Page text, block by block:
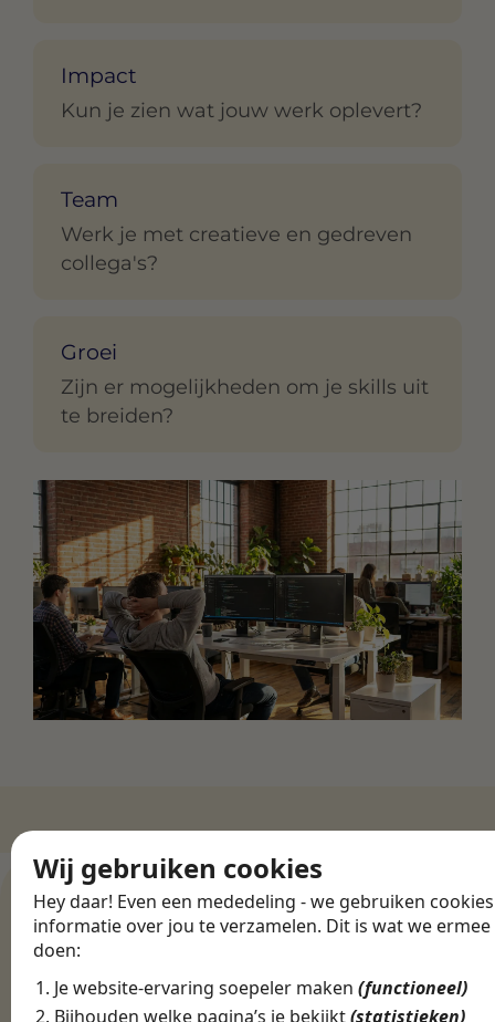
Wij gebruiken cookies
Hey daar! Even een mededeling - we gebruiken
informatie over jou te verzamelen. Dit is wat we ermee
doen:
Je website-ervaring soepeler maken(functioneel)
Bijhouden welke pagina’s je bekijkt(statistieken)
Impact
Kun je zien wat jouw werk oplevert?
Team
Werk je met creatieve en gedreven
collega's?
Groei
Zijn er mogelijkheden om je skills uit
te breiden?
ZO WERKT HET
Een marketing
baan in Leiden
vinden zonder
gedoe